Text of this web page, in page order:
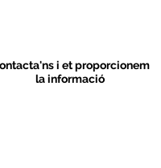
i et proporcionem
la informació